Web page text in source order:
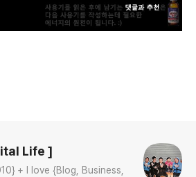
Life ]
+ I love {Blog, Business,